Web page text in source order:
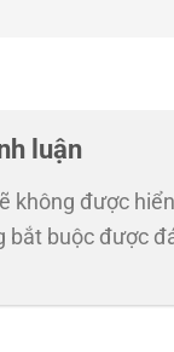
luận
không được
bắt buộc được